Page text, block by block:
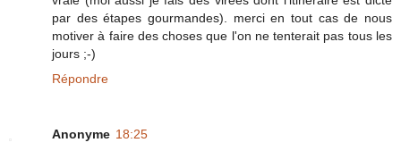
par des étapes gourmandes). merci en tout cas de nous
motiver à faire des choses que l'on ne tenterait pas tous les
jours ;-)
Répondre
Anonyme 18:25